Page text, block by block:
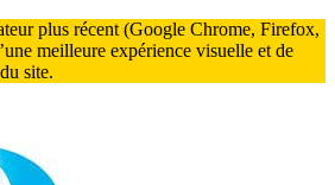
plus récent (Google Chrome, Firefox,
meilleure expérience visuelle et de
site.